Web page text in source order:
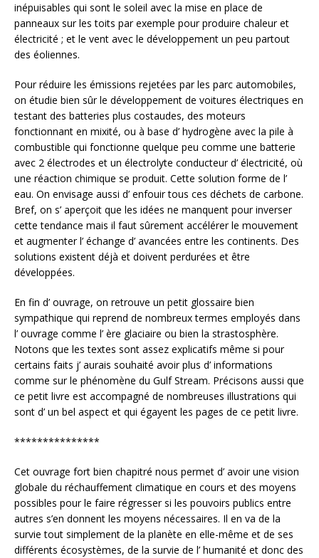
inépuisables qui sont le soleil avec la mise en place de
panneaux sur les toits par exemple pour produire chaleur et
électricité ; et le vent avec le développement un peu partout
des éoliennes.
Pour réduire les émissions rejetées par les parc automobiles,
on étudie bien sûr le développement de voitures électriques en
testant des batteries plus costaudes, des moteurs
fonctionnant en mixité, ou à base d’ hydrogène avec la pile à
combustible qui fonctionne quelque peu comme une batterie
avec 2 électrodes et un électrolyte conducteur d’ électricité, où
une réaction chimique se produit. Cette solution forme de l’
eau. On envisage aussi d’ enfouir tous ces déchets de carbone.
Bref, on s’ aperçoit que les idées ne manquent pour inverser
cette tendance mais il faut sûrement accélérer le mouvement
et augmenter l’ échange d’ avancées entre les continents. Des
solutions existent déjà et doivent perdurées et être
développées.
En fin d’ ouvrage, on retrouve un petit glossaire bien
sympathique qui reprend de nombreux termes employés dans
l’ ouvrage comme l’ ère glaciaire ou bien la strastosphère.
Notons que les textes sont assez explicatifs même si pour
certains faits j’ aurais souhaité avoir plus d’ informations
comme sur le phénomène du Gulf Stream. Précisons aussi que
ce petit livre est accompagné de nombreuses illustrations qui
sont d’ un bel aspect et qui égayent les pages de ce petit livre.
***************
Cet ouvrage fort bien chapitré nous permet d’ avoir une vision
globale du réchauffement climatique en cours et des moyens
possibles pour le faire régresser si les pouvoirs publics entre
autres s’en donnent les moyens nécessaires. Il en va de la
survie tout simplement de la planète en elle-même et de ses
différents écosystèmes, de la survie de l’ humanité et donc des